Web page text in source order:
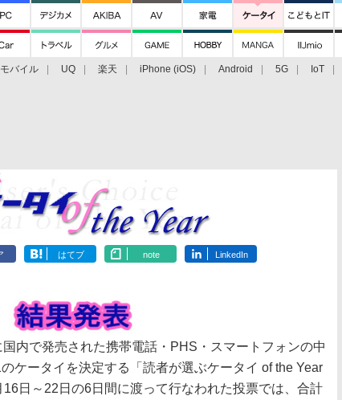
バイル UQ 楽天 iPhone (iOS) Android 5G IoT
はてブ note LinkedIn
内で発売された携帯電話・PHS・スマートフォンの中
ケータイを決定する「読者が選ぶケータイ of the Year
日～22日の6日間に渡って行なわれた投票では、合計